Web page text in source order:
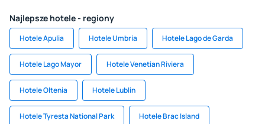
Najlepsze hotele - regiony
Hotele Apulia Hotele Umbria Hotele Lago de Garda
Hotele Lago Mayor Hotele Venetian Riviera
Hotele Oltenia Hotele Lublin
Hotele Tyresta National Park Hotele Brac Island